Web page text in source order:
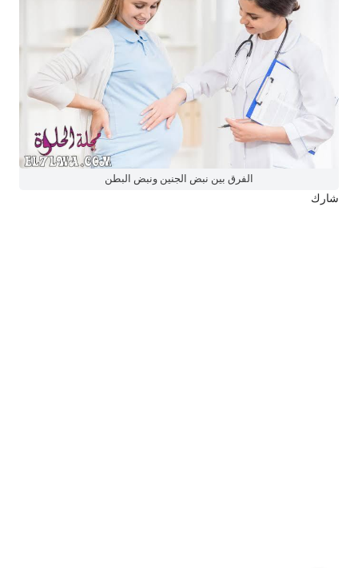
الفرق بين نبض الجنين ونبض البطن
شارك